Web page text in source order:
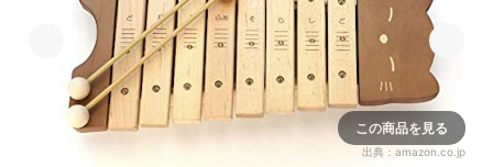
この商品を見る
出典： amazon.co.jp